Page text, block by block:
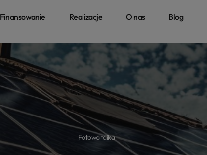
Finansowanie Realizacje O nas Blog
Fotowoltaika